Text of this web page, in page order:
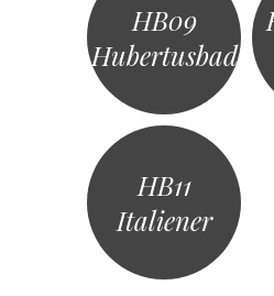
HB09
Hubertusbad
HB11
Italiener